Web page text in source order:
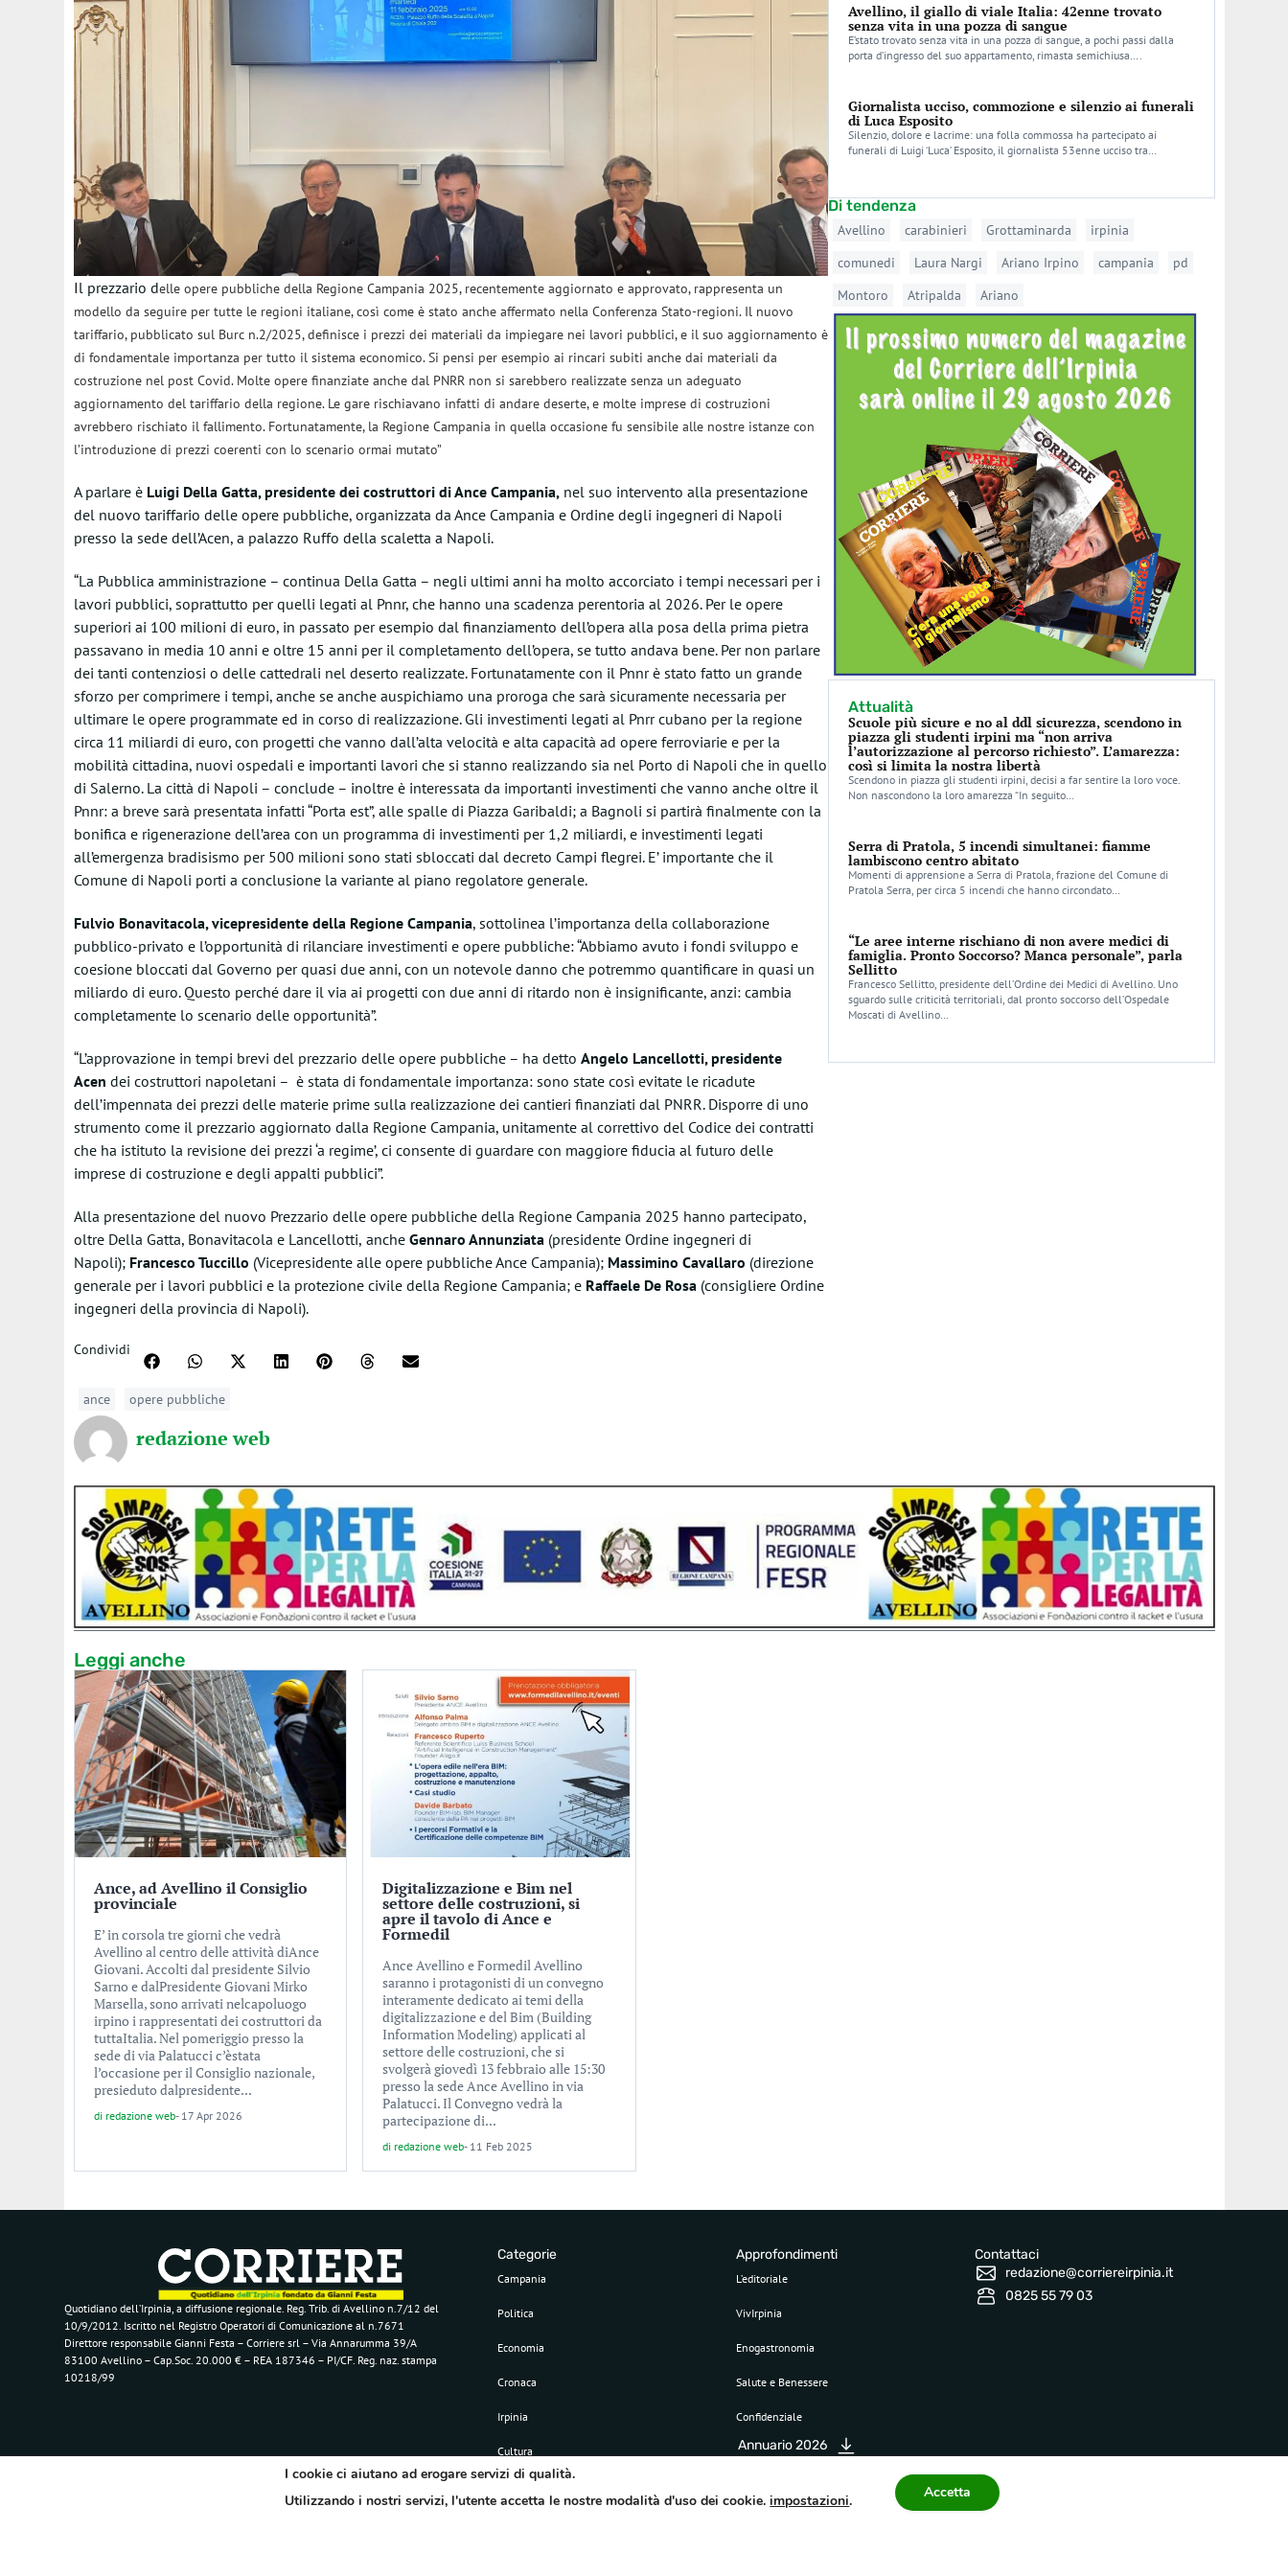
Il prezzario delle opere pubbliche della Regione Campania 2025, recentemente aggiornato e approvato, rappresenta un
modello da seguire per tutte le regioni italiane, così come è stato anche affermato nella Conferenza Stato-regioni. Il nuovo
tariffario, pubblicato sul Burc n.2/2025, definisce i prezzi dei materiali da impiegare nei lavori pubblici, e il suo aggiornamento è
di fondamentale importanza per tutto il sistema economico. Si pensi per esempio ai rincari subiti anche dai materiali da
costruzione nel post Covid. Molte opere finanziate anche dal PNRR non si sarebbero realizzate senza un adeguato
aggiornamento del tariffario della regione. Le gare rischiavano infatti di andare deserte, e molte imprese di costruzioni
avrebbero rischiato il fallimento. Fortunatamente, la Regione Campania in quella occasione fu sensibile alle nostre istanze con
l’introduzione di prezzi coerenti con lo scenario ormai mutato”
A parlare è Luigi Della Gatta, presidente dei costruttori di Ance Campania,nel suo intervento alla presentazione
del nuovo tariffario delle opere pubbliche, organizzata da Ance Campania e Ordine degli ingegneri di Napoli
presso la sede dell’Acen, a palazzo Ruffo della scaletta a Napoli.
“La Pubblica amministrazione – continua Della Gatta – negli ultimi anni ha molto accorciato i tempi necessari per i
lavori pubblici, soprattutto per quelli legati al Pnnr, che hanno una scadenza perentoria al 2026. Per le opere
superiori ai 100 milioni di euro, in passato per esempio dal finanziamento dell’opera alla posa della prima pietra
passavano in media 10 anni e oltre 15 anni per il completamento dell’opera, se tutto andava bene. Per non parlare
dei tanti contenziosi o delle cattedrali nel deserto realizzate. Fortunatamente con il Pnnr è stato fatto un grande
sforzo per comprimere i tempi, anche se anche auspichiamo una proroga che sarà sicuramente necessaria per
ultimare le opere programmate ed in corso di realizzazione. Gli investimenti legati al Pnrr cubano per la regione
circa 11 miliardi di euro, con progetti che vanno dall’alta velocità e alta capacità ad opere ferroviarie e per la
mobilità cittadina, nuovi ospedali e importanti lavori che si stanno realizzando sia nel Porto di Napoli che in quello
di Salerno. La città di Napoli – conclude – inoltre è interessata da importanti investimenti che vanno anche oltre il
Pnnr: a breve sarà presentata infatti “Porta est”, alle spalle di Piazza Garibaldi; a Bagnoli si partirà finalmente con la
bonifica e rigenerazione dell’area con un programma di investimenti per 1,2 miliardi, e investimenti legati
all’emergenza bradisismo per 500 milioni sono stati sbloccati dal decreto Campi flegrei. E’ importante che il
Comune di Napoli porti a conclusione la variante al piano regolatore generale.
Fulvio Bonavitacola, vicepresidente della Regione Campania, sottolinea l’importanza della collaborazione
pubblico-privato e l’opportunità di rilanciare investimenti e opere pubbliche: “Abbiamo avuto i fondi sviluppo e
coesione bloccati dal Governo per quasi due anni, con un notevole danno che potremmo quantificare in quasi un
miliardo di euro. Questo perché dare il via ai progetti con due anni di ritardo non è insignificante, anzi: cambia
completamente lo scenario delle opportunità”.
“L’approvazione in tempi brevi del prezzario delle opere pubbliche – ha detto Angelo Lancellotti, presidente
Acen dei costruttori napoletani – è stata di fondamentale importanza: sono state così evitate le ricadute
dell’impennata dei prezzi delle materie prime sulla realizzazione dei cantieri finanziati dal PNRR. Disporre di uno
strumento come il prezzario aggiornato dalla Regione Campania, unitamente al correttivo del Codice dei contratti
che ha istituto la revisione dei prezzi ‘a regime’, ci consente di guardare con maggiore fiducia al futuro delle
imprese di costruzione e degli appalti pubblici”.
Alla presentazione del nuovo Prezzario delle opere pubbliche della Regione Campania 2025 hanno partecipato,
oltre Della Gatta, Bonavitacola e Lancellotti, ancheGennaro Annunziata(presidente Ordine ingegneri di
Napoli); Francesco Tuccillo (Vicepresidente alle opere pubbliche Ance Campania); Massimino Cavallaro (direzione
generale per i lavori pubblici e la protezione civile della Regione Campania; e Raffaele De Rosa(consigliere Ordine
ingegneri della provincia di Napoli).
Condividi
ance opere pubbliche
redazione web
Avellino, il giallo di viale Italia: 42enne trovato
senza vita in una pozza di sangue
E’stato trovato senza vita in una pozza di sangue, a pochi passi dalla
porta d’ingresso del suo appartamento, rimasta semichiusa….
Giornalista ucciso, commozione e silenzio ai funerali
di Luca Esposito
Silenzio, dolore e lacrime: una folla commossa ha partecipato ai
funerali di Luigi ‘Luca’ Esposito, il giornalista 53enne ucciso tra…
Di tendenza
Avellino carabinieri Grottaminarda
irpinia
comunedi
Laura Nargi Ariano Irpino campania
pd
Montoro
Atripalda Ariano
Attualità
Scuole più sicure e no al ddl sicurezza, scendono in
piazza gli studenti irpini ma “non arriva
l’autorizzazione al percorso richiesto”. L’amarezza:
così si limita la nostra libertà
Scendono in piazza gli studenti irpini, decisi a far sentire la loro voce.
Non nascondono la loro amarezza “In seguito…
Serra di Pratola, 5 incendi simultanei: fiamme
lambiscono centro abitato
Momenti di apprensione a Serra di Pratola, frazione del Comune di
Pratola Serra, per circa 5 incendi che hanno circondato…
“Le aree interne rischiano di non avere medici di
famiglia. Pronto Soccorso? Manca personale”, parla
Sellitto
Francesco Sellitto, presidente dell’Ordine dei Medici di Avellino. Uno
sguardo sulle criticità territoriali, dal pronto soccorso dell’Ospedale
Moscati di Avellino…
Leggi anche
Ance, ad Avellino il Consiglio
provinciale
E’ in corsola tre giorni che vedrà
Avellino al centro delle attività diAnce
Giovani. Accolti dal presidente Silvio
Sarno e dalPresidente Giovani Mirko
Marsella, sono arrivati nelcapoluogo
irpino i rappresentati dei costruttori da
tuttaItalia. Nel pomeriggio presso la
sede di via Palatucci c’èstata
l’occasione per il Consiglio nazionale,
presieduto dalpresidente...
di redazione web- 17 Apr 2026
Digitalizzazione e Bim nel
settore delle costruzioni, si
apre il tavolo di Ance e
Formedil
Ance Avellino e Formedil Avellino
saranno i protagonisti di un convegno
interamente dedicato ai temi della
digitalizzazione e del Bim (Building
Information Modeling) applicati al
settore delle costruzioni, che si
svolgerà giovedì 13 febbraio alle 15:30
presso la sede Ance Avellino in via
Palatucci. Il Convegno vedrà la
partecipazione di...
di redazione web- 11 Feb 2025
Quotidiano dell’Irpinia, a diffusione regionale. Reg. Trib. di Avellino n.7/12 del
10/9/2012. Iscritto nel Registro Operatori di Comunicazione al n.7671
Direttore responsabile Gianni Festa – Corriere srl – Via Annarumma 39/A
83100 Avellino – Cap.Soc. 20.000 € – REA 187346 – PI/CF. Reg. naz. stampa
10218/99
Categorie
Campania
Politica
Economia
Cronaca
Irpinia
Cultura
Approfondimenti
L’editoriale
VivIrpinia
Enogastronomia
Salute e Benessere
Confidenziale
Annuario 2026
Contattaci
redazione@corriereirpinia.it
0825 55 79 03
I cookie ci aiutano ad erogare servizi di qualità.
Utilizzando i nostri servizi, l'utente accetta le nostre modalità d'uso dei cookie.impostazioni. Accetta